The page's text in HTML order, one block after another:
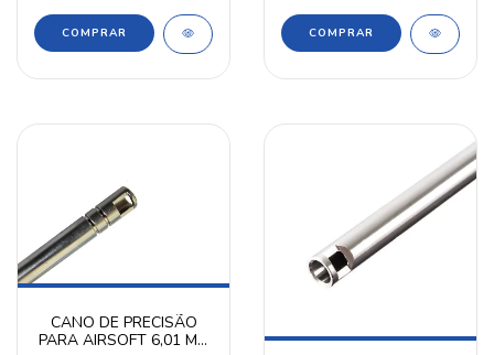
CANO DE PRECISÃO
PARA AIRSOFT 6,01 MM